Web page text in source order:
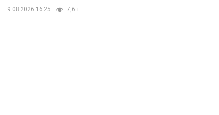
9.08.2026 16:25 7,6 т.